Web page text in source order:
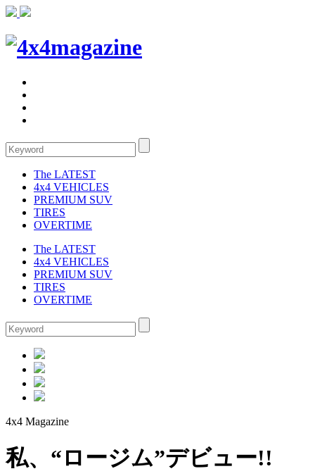
The LATEST
4x4 VEHICLES
PREMIUM SUV
TIRES
OVERTIME
The LATEST
4x4 VEHICLES
PREMIUM SUV
TIRES
OVERTIME
4x4 Magazine
私、“ロージム”デビュー!!